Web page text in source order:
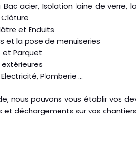
Bac acier, Isolation laine de verre,
et Enduits
et la pose de menuiseries
et Parquet
extérieures
Plomberie …
nous pouvons vous établir vos
et déchargements sur vos